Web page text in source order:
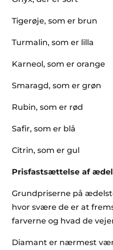
Tigerøje, som er brun
Turmalin, som er lilla
Karneol, som er orange
Smaragd, som er grøn
Rubin, som er rød
Safir, som er blå
Citrin, som er gul
Prisfastsættelse af
Grundpriserne på
hvor svære de er at
farverne og hvad de
Diamant er nærmest